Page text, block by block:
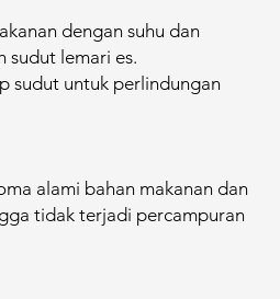
dengan suhu dan
sudut lemari es.
sudut untuk perlindungan
alami bahan makanan dan
tidak terjadi percampuran